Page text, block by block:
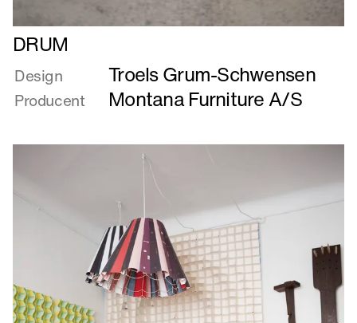
Læs
mere
om
DRUM
DRUM
Design Troels Grum-Schwensen
Producent Montana Furniture A/S